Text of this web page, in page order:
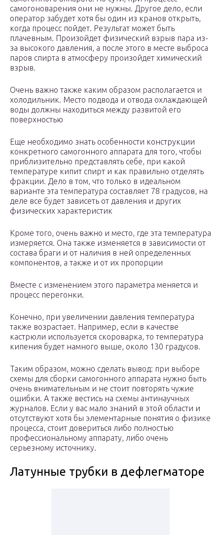
самогоноварения они не нужны. Другое дело, если
оператор забудет хотя бы один из кранов открыть,
когда процесс пойдет. Результат может быть
плачевным. Произойдет физический взрыв пара из-
за высокого давления, а после этого в месте выброса
паров спирта в атмосферу произойдет химический
взрыв.
Очень важно также каким образом располагается и
холодильник. Место подвода и отвода охлаждающей
воды должны находиться между развитой его
поверхностью
Еще необходимо знать особенности конструкции
конкретного самогонного аппарата для того, чтобы
приблизительно представлять себе, при какой
температуре кипит спирт и как правильно отделять
фракции. Дело в том, что только в идеальном
варианте эта температура составляет 78 градусов, на
деле все будет зависеть от давления и других
физических характеристик
Кроме того, очень важно и место, где эта температура
измеряется. Она также изменяется в зависимости от
состава браги и от наличия в ней определенных
компонентов, а также и от их пропорции
Вместе с изменением этого параметра меняется и
процесс перегонки.
Конечно, при увеличении давления температура
также возрастает. Например, если в качестве
кастрюли используется скороварка, то температура
кипения будет намного выше, около 130 градусов.
Таким образом, можно сделать вывод: при выборе
схемы для сборки самогонного аппарата нужно быть
очень внимательным и не стоит повторять чужие
ошибки. А также вестись на схемы антинаучных
журналов. Если у вас мало знаний в этой области и
отсутствуют хотя бы элементарные понятия о физике
процесса, стоит довериться либо полностью
профессиональному аппарату, либо очень
серьезному источнику.
Латунные трубки в дефлегматоре